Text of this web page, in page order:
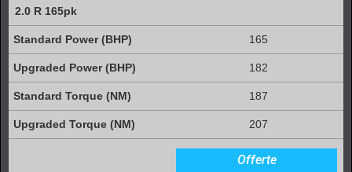
2.0 R 165pk
165
182
187
207
Offerte